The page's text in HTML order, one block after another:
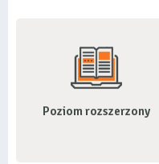
Poziom rozszerzony